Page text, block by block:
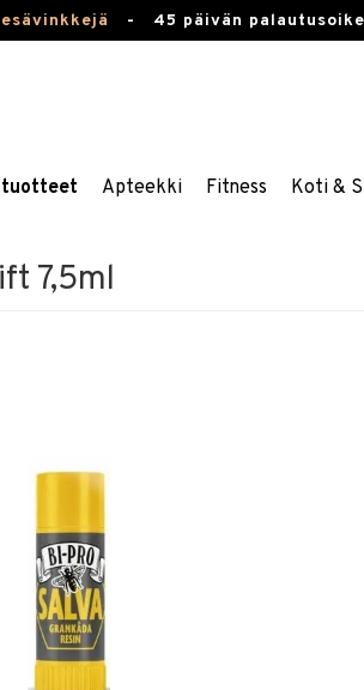
- 45 päivän
Apteekki Fitness Koti &
7,5ml